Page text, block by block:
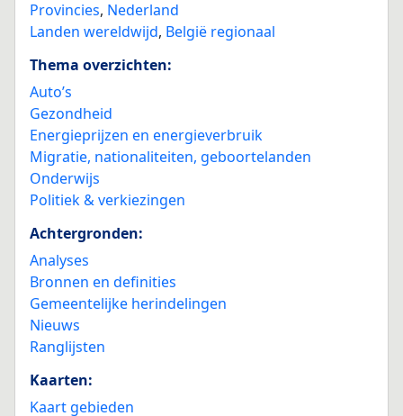
Provincies, Nederland
Landen wereldwijd, België regionaal
Thema overzichten:
Auto’s
Gezondheid
Energieprijzen en energieverbruik
Migratie, nationaliteiten, geboortelanden
Onderwijs
Politiek & verkiezingen
Achtergronden:
Analyses
Bronnen en definities
Gemeentelijke herindelingen
Nieuws
Ranglijsten
Kaarten:
Kaart gebieden